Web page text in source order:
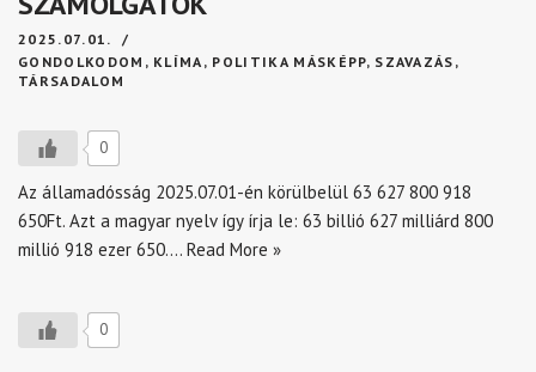
2025.07.01.
GONDOLKODOM , KLÍMA , POLITIKA MÁSKÉPP, SZAVAZÁS ,
TÁRSADALOM
0
Az államadósság 2025.07.01-én körülbelül 63 627 800 918
650Ft. Azt a magyar nyelv így írja le: 63 billió 627 milliárd 800
millió 918 ezer 650.… Read More »
0